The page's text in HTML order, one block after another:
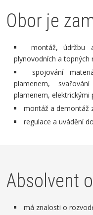
Obor je
montáž, údržbu
plynovodních a topných
spojování
plamenem,
plamenem, elektrickými
montáž a demontáž
regulace a uvádění
Absolvent
má znalosti o